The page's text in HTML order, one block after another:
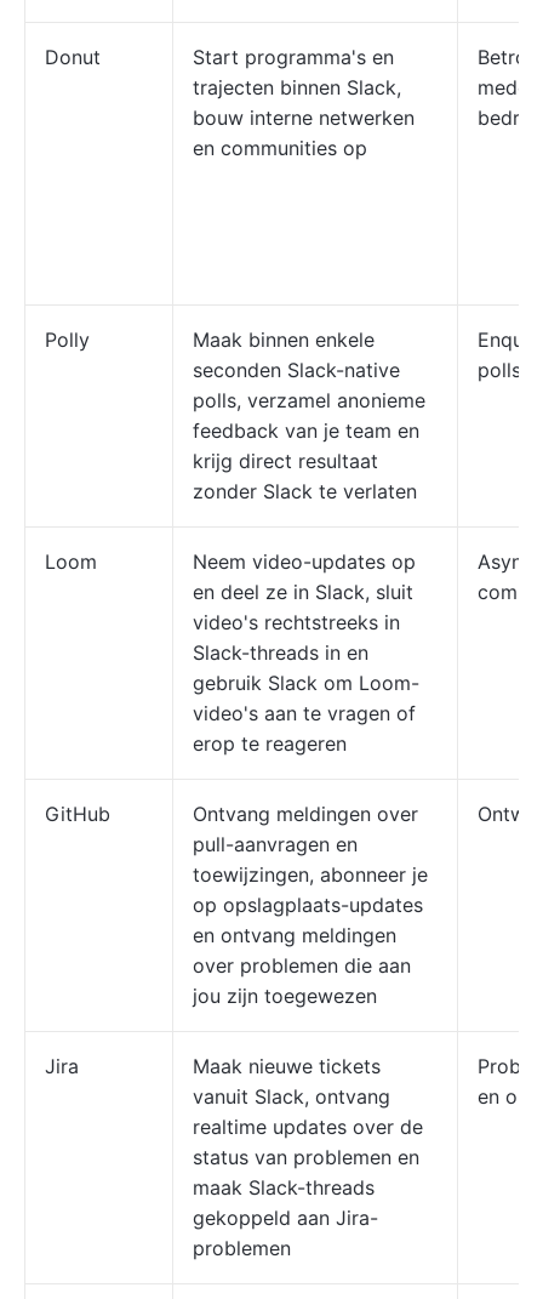
Donut
Start programma's en
trajecten binnen Slack,
bouw interne netwerken
en communities op
Polly
Maak binnen enkele
seconden Slack-native
polls, verzamel anonieme
feedback van je team en
krijg direct resultaat
zonder Slack te verlaten
polls
Loom
Neem video-updates op
en deel ze in Slack, sluit
video's rechtstreeks in
Slack-threads in en
gebruik Slack om Loom-
video's aan te vragen of
erop te reageren
GitHub
Ontvang meldingen over
pull-aanvragen en
toewijzingen, abonneer je
op opslagplaats-updates
en ontvang meldingen
over problemen die aan
jou zijn toegewezen
Jira
Maak nieuwe tickets
vanuit Slack, ontvang
realtime updates over de
status van problemen en
maak Slack-threads
gekoppeld aan Jira-
problemen
en